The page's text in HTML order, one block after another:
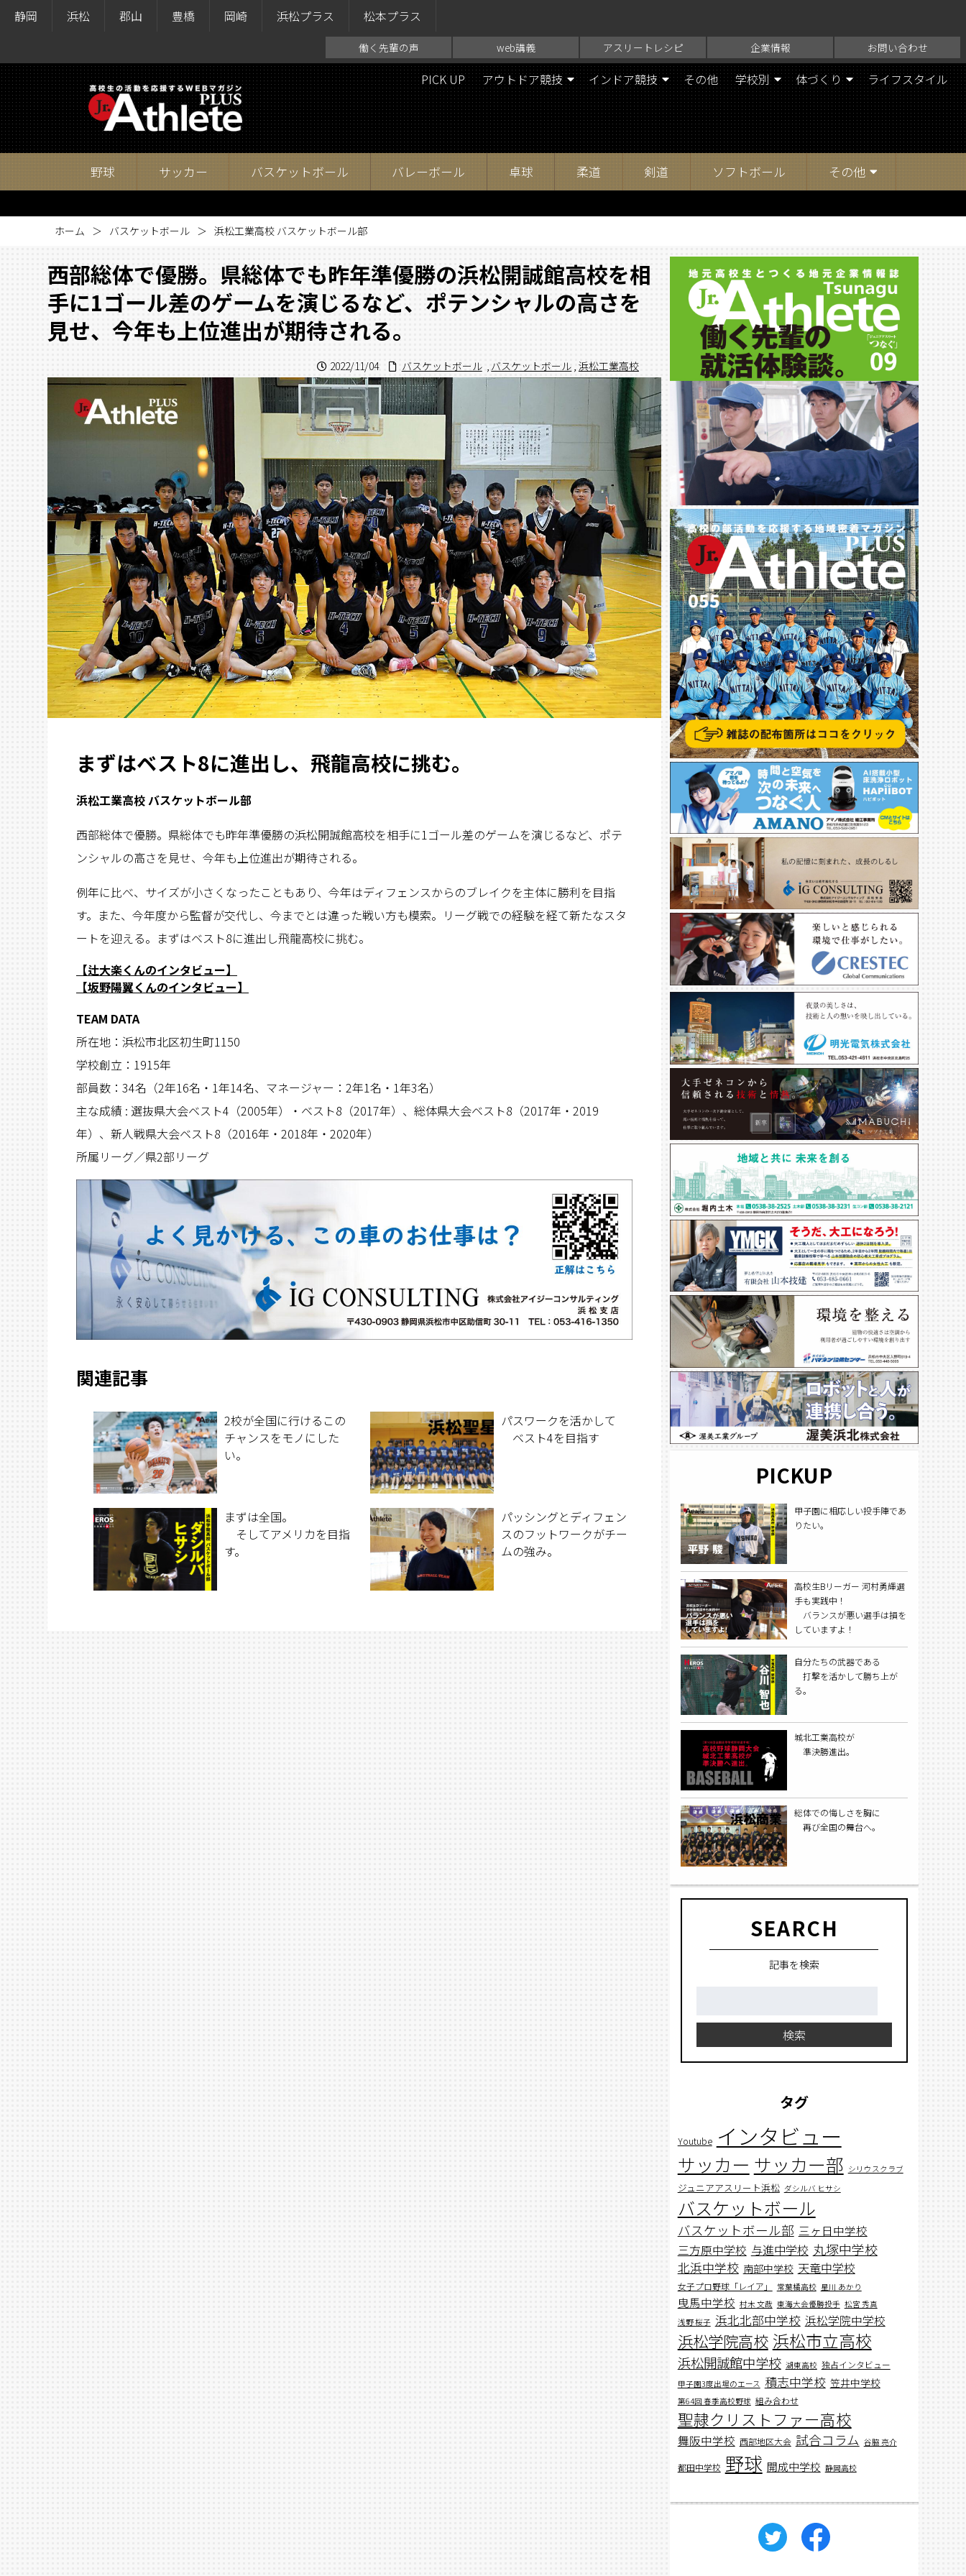
静岡 浜松 郡山 豊橋 岡崎 浜松プラス 松本プラス
働く先輩の声 web講義 アスリートレシピ 企業情報 お問い合わせ
PICK UP アウトドア競技 インドア競技 その他 学校別 体づくり ライフスタイル
野球 サッカー バスケットボール バレーボール 卓球 柔道 剣道 ソフトボール その他
ホーム バスケットボール 浜松工業高校 バスケットボール部
西部総体で優勝。県総体でも昨年準優勝の浜松開誠館高校を相
手に1ゴール差のゲームを演じるなど、ポテンシャルの高さを
見せ、今年も上位進出が期待される。
2022/11/04 バスケットボール , バスケットボール , 浜松工業高校
まずはベスト8に進出し、飛龍高校に挑む。
浜松工業高校 バスケットボール部
西部総体で優勝。県総体でも昨年準優勝の浜松開誠館高校を相手に1ゴール差のゲームを演じるなど、ポテ
ンシャルの高さを見せ、今年も上位進出が期待される。
例年に比べ、サイズが小さくなったこともあり、今年はディフェンスからのブレイクを主体に勝利を目指
す。また、今年度から監督が交代し、今までとは違った戦い方も模索。リーグ戦での経験を経て新たなスタ
ートを迎える。まずはベスト8に進出し飛龍高校に挑む。
【辻大楽くんのインタビュー】
【坂野陽翼くんのインタビュー】
TEAM DATA
所在地：浜松市北区初生町1150
学校創立：1915年
部員数：34名（2年16名・1年14名、マネージャー：2年1名・1年3名）
主な成績 : 選抜県大会ベスト4（2005年）・ベスト8（2017年）、総体県大会ベスト8（2017年・2019
年）、新人戦県大会ベスト8（2016年・2018年・2020年）
所属リーグ／県2部リーグ
関連記事
2校が全国に行けるこの
チャンスをモノにした
い。
パスワークを活かして
ベスト4を目指す
まずは全国。
そしてアメリカを目指
す。
パッシングとディフェン
スのフットワークがチー
ムの強み。
PICKUP
甲子園に相応しい投手陣であ
りたい。
高校生Bリーガー 河村勇輝選
手も実践中！
バランスが悪い選手は損を
していますよ！
自分たちの武器である
打撃を活かして勝ち上が
る。
城北工業高校が
準決勝進出。
総体での悔しさを胸に
再び全国の舞台へ。
SEARCH
記事を検索
検索
タグ
Youtube インタビュー
サッカー サッカー部 シリウスクラブ
ジュニアアスリート浜松 ダシルバ ヒサシ
バスケットボール
バスケットボール部 三ヶ日中学校
三方原中学校 与進中学校 丸塚中学校
北浜中学校 南部中学校 天竜中学校
女子プロ野球「レイア」 常葉橘高校 星川 あかり
曳馬中学校 村木 文哉 東海大会優勝投手 松宮 秀真
浅野 桜子 浜北北部中学校 浜松学院中学校
浜松学院高校 浜松市立高校
浜松開誠館中学校 湖東高校 独占インタビュー
甲子園3度出場のエース 積志中学校 笠井中学校
第64回 春季高校野球 組み合わせ
聖隷クリストファー高校
舞阪中学校 西部地区大会 試合コラム 谷脇 亮介
都田中学校 野球 開成中学校 静岡高校